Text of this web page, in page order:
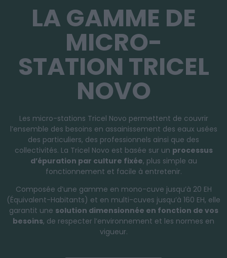
LA GAMME DE
MICRO-
STATION TRICEL
NOVO
Les micro-stations Tricel Novo permettent de couvrir
l’ensemble des besoins en assainissement des eaux usées
des particuliers, des professionnels ainsi que des
collectivités. La Tricel Novo est basée sur un processus
d’épuration par culture fixée, plus simple au
fonctionnement et facile à entretenir.
Composée d’une gamme en mono-cuve jusqu’à 20 EH
(Équivalent-Habitants) et en multi-cuves jusqu’à 160 EH, elle
garantit une solution dimensionnée en fonction de vos
besoins, de respecter l’environnement et les normes en
vigueur.